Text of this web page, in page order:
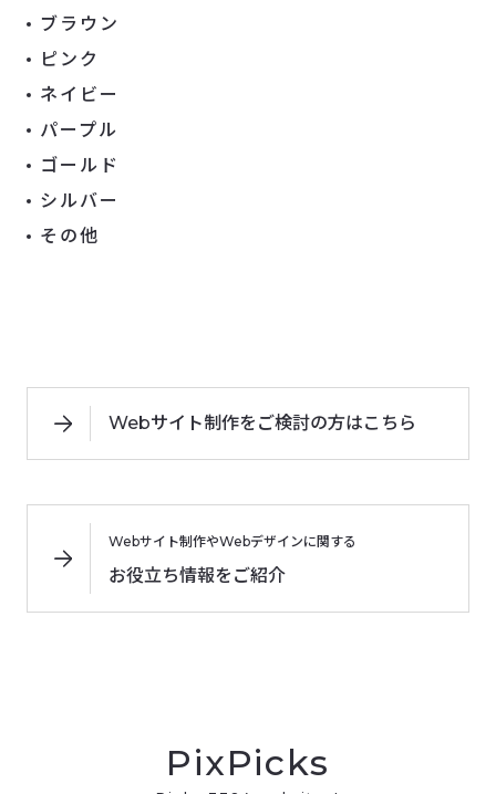
ブラウン
ピンク
ネイビー
パープル
ゴールド
シルバー
その他
Webサイト制作をご検討の方はこちら
Webサイト制作やWebデザインに関する
お役立ち情報をご紹介
PixPicks